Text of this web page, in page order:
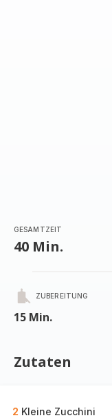
GESAMTZEIT
40 Min.
ZUBEREITUNG
15 Min.
Zutaten
2 Kleine Zucchini